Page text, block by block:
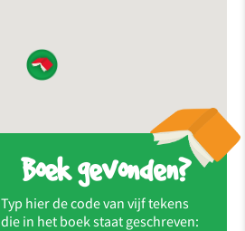
Boek gevonden?
Typ hier de code van vijf tekens
die in het boek staat geschreven: